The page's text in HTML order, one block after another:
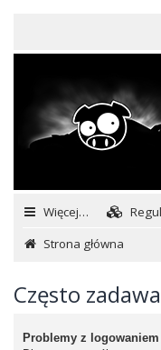
Więcej…
Strona główna
Często
Problemy z